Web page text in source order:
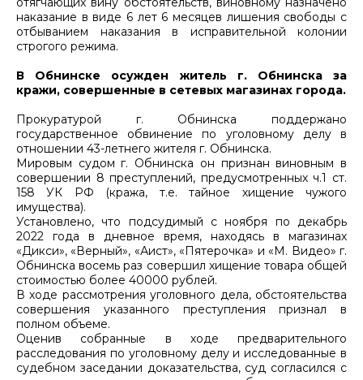
наказание в виде 6 лет 6 месяцев лишения свободы с
отбыванием наказания в исправительной колонии
строгого режима.
В Обнинске осужден житель г. Обнинска за
кражи, совершенные в сетевых магазинах города.
Прокуратурой г. Обнинска поддержано
государственное обвинение по уголовному делу в
отношении 43-летнего жителя г. Обнинска.
Мировым судом г. Обнинска он признан виновным в
совершении 8 преступлений, предусмотренных ч.1 ст.
158 УК РФ (кража, т.е. тайное хищение чужого
имущества).
Установлено, что подсудимый с ноября по декабрь
2022 года в дневное время, находясь в магазинах
«Дикси», «Верный», «Аист», «Пятерочка» и «М. Видео» г.
Обнинска восемь раз совершил хищение товара общей
стоимостью более 40000 рублей.
В ходе рассмотрения уголовного дела, обстоятельства
совершения указанного преступления признал в
полном объеме.
Оценив собранные в ходе предварительного
расследования по уголовному делу и исследованные в
судебном заседании доказательства, суд согласился с